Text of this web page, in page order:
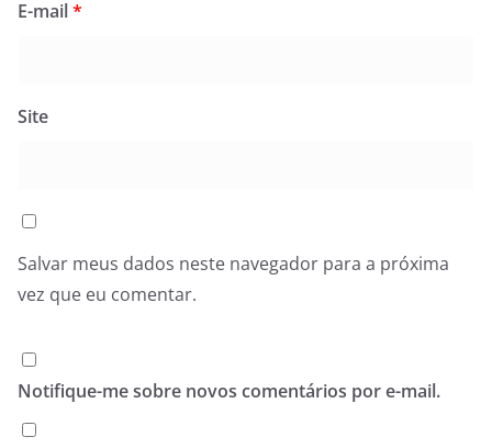
E-mail*
Site
Salvar meus dados neste navegador para a próxima
vez que eu comentar.
Notifique-me sobre novos comentários por e-mail.